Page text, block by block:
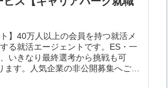
】40万人以上の会員を持つ就活メ
る就活エージェントです。ES・一
いきなり最終選考から挑戦も可
す。人気企業の非公開募集へご招